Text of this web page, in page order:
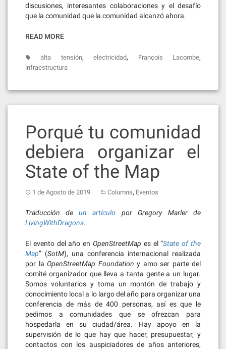
discusiones, interesantes colaboraciones y el desafío
que la comunidad que la comunidad alcanzó ahora.
READ MORE
alta tensión,electricidad, François Lacombe,
infraestructura
Porqué tu comunidad
debiera organizar el
State of the Map
1 de Agosto de 2019 Columna, Eventos
Traducción deun artículo por Gregory Marler de
LivingWithDragons.
El evento del año en OpenStreetMap es el “State of the
Map” (SotM), una conferencia internacional realizada
por la OpenStreetMap Foundation y amo ser parte del
comité organizador que lleva a tanta gente a un lugar.
Somos voluntarios y toma un montón de trabajo y
conocimiento local a lo largo del año para organizar una
conferencia de más de 400 personas, así es que le
pedimos a comunidades que se ofrezcan para
hospedarla en su ciudad/área. Hay apoyo en la
supervisión de lo que hay que hacer, presupuestar, y
contactos con los auspiciadores de años anteriores,